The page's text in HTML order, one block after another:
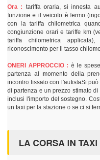
Ora : tariffa oraria, si innesta
funzione e il veicolo è fermo
con la tariffa chilometrica
congiunzione orari e tariffe km
tariffa chilometrica
riconoscimento per il tasso
ONERI APPROCCIO : è le
partenza al momento della
incontro fissato con l'autistaSi
di partenza e un prezzo stimato
inclusi l'importo del sostegno.
un taxi per la stazione o se ci si
LA CORSA IN